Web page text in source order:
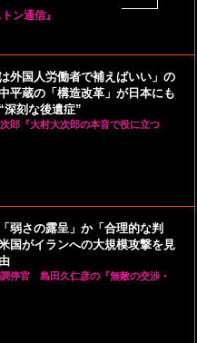
ン通信』
は外国人労働者で補えばいい」の
平蔵の「構造改革」が日本にも
深刻な後遺症”
郎『大村大次郎の本音で役に立つ
弱さの露呈」か「合理的な判
国がイランへの大規模攻撃を見
停官 島田久仁彦の『無敵の交渉・